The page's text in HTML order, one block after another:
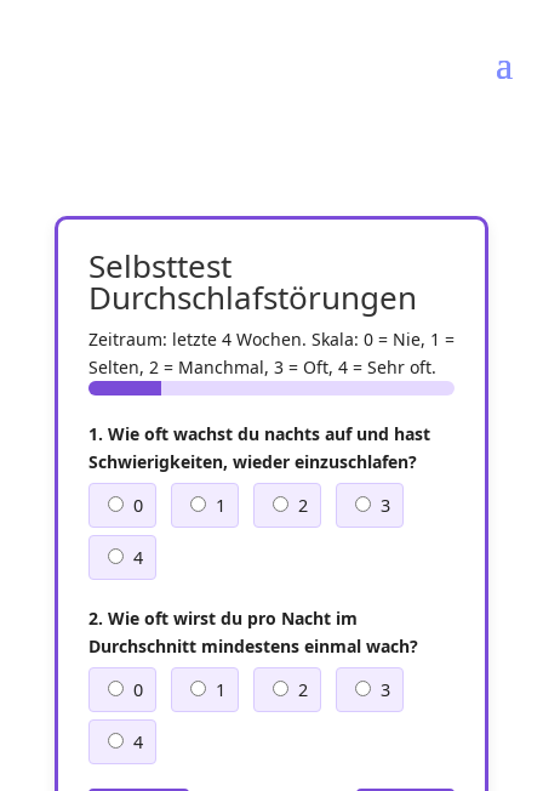
Selbsttest
Durchschlafstörungen
Zeitraum: letzte 4 Wochen. Skala: 0 = Nie, 1 =
Selten, 2 = Manchmal, 3 = Oft, 4 = Sehr oft.
1. Wie oft wachst du nachts auf und hast
Schwierigkeiten, wieder einzuschlafen?
0
1 2 3
4
2. Wie oft wirst du pro Nacht im
Durchschnitt mindestens einmal wach?
0
1 2 3
4